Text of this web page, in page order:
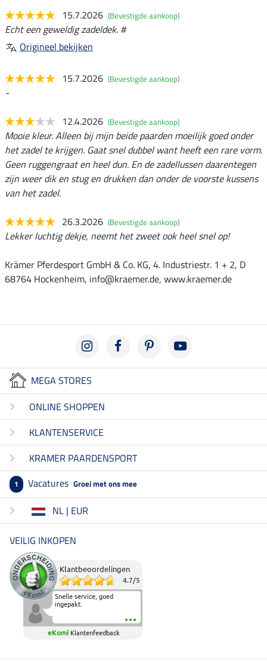
15.7.2026 (Bevestigde aankoop)
Echt een geweldig zadeldek. #
Origineel bekijken
15.7.2026 (Bevestigde aankoop)
-
12.4.2026 (Bevestigde aankoop)
Mooie kleur. Alleen bij mijn beide paarden moeilijk goed onder
het zadel te krijgen. Gaat snel dubbel want heeft een rare vorm.
Geen ruggengraat en heel dun. En de zadellussen daarentegen
zijn weer dik en stug en drukken dan onder de voorste kussens
van het zadel.
26.3.2026 (Bevestigde aankoop)
Lekker luchtig dekje, neemt het zweet ook heel snel op!
Krämer Pferdesport GmbH & Co. KG, 4. Industriestr. 1 + 2, D
68764 Hockenheim, info@kraemer.de, www.kraemer.de
MEGA STORES
ONLINE SHOPPEN
KLANTENSERVICE
KRAMER PAARDENSPORT
1 Vacatures Groei met ons mee
NL | EUR
VEILIG INKOPEN
Klantbeoordelingen
4.7/5
Snelle service, goed
ingepakt.
eKomi Klantenfeedback